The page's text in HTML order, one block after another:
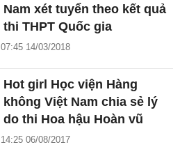
Nam xét tuyển theo kết quả
thi THPT Quốc gia
07:45 14/03/2018
Hot girl Học viện Hàng
không Việt Nam chia sẻ lý
do thi Hoa hậu Hoàn vũ
14:25 06/08/2017